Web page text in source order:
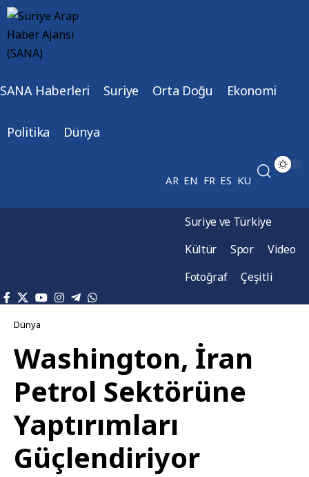
SANA Haberleri Suriye Orta Doğu Ekonomi
Politika Dünya
AR EN FR ES KU
Suriye ve Türkiye
Kültür
Spor
Video
Fotoğraf
Çeşitli
Dünya
Washington, İran
Petrol Sektörüne
Yaptırımları
Güçlendiriyor